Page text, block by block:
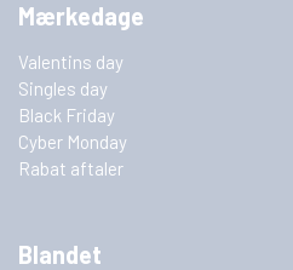
Mærkedage
Valentins day
Singles day
Black Friday
Cyber Monday
Rabat aftaler
Blandet